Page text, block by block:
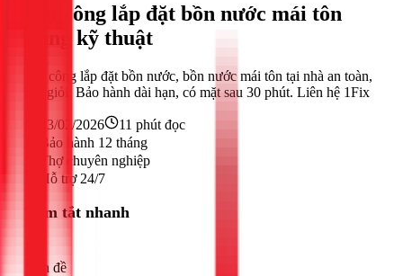
Thi công lắp đặt bồn nước mái tôn
đúng kỹ thuật
Thi công lắp đặt bồn nước, bồn nước mái tôn tại nhà an toàn,
thợ giỏi. Bảo hành dài hạn, có mặt sau 30 phút. Liên hệ 1Fix
23/02/2026 11 phút đọc
Bảo hành 12 tháng
Thợ chuyên nghiệp
Hỗ trợ 24/7
Tóm tắt nhanh
Vấn đề